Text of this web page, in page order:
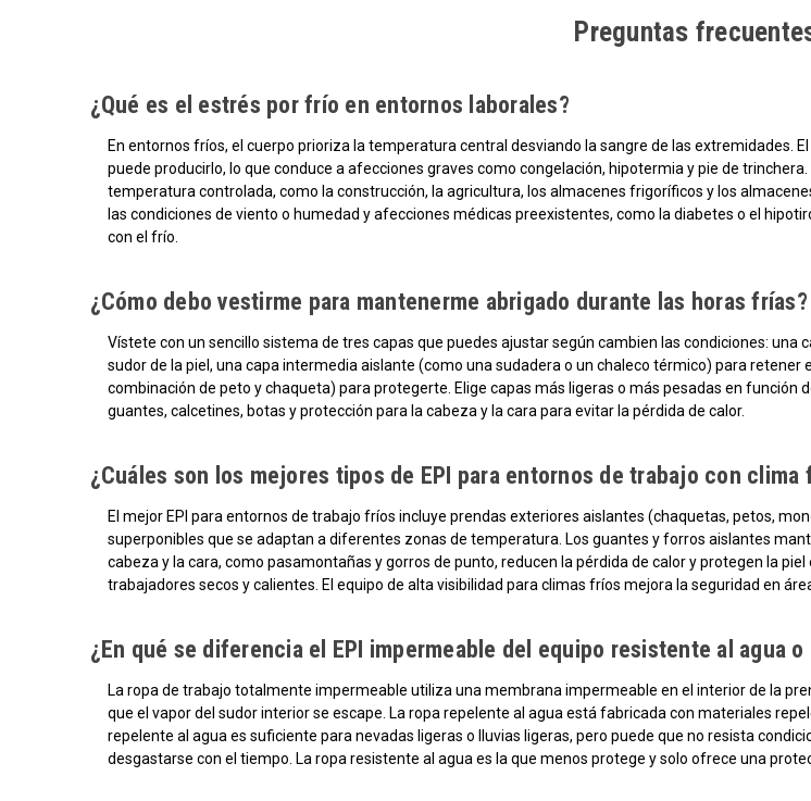
Preguntas
¿Qué es el estrés por frío en entornos laborales?
En entornos fríos, el cuerpo prioriza la temperatura central desviando la sangre de las extremidades.
puede producirlo, lo que conduce a afecciones graves como congelación, hipotermia y pie de
temperatura controlada, como la construcción, la agricultura, los almacenes frigoríficos y los
las condiciones de viento o humedad y afecciones médicas preexistentes, como la diabetes o el
con el frío.
¿Cómo debo vestirme para mantenerme abrigado durante las horas frías?
Vístete con un sencillo sistema de tres capas que puedes ajustar según cambien las condiciones:
sudor de la piel, una capa intermedia aislante (como una sudadera o un chaleco térmico) para
combinación de peto y chaqueta) para protegerte. Elige capas más ligeras o más pesadas en función
guantes, calcetines, botas y protección para la cabeza y la cara para evitar la pérdida de calor.
¿Cuáles son los mejores tipos de EPI para entornos de trabajo con clima
El mejor EPI para entornos de trabajo fríos incluye prendas exteriores aislantes (chaquetas, petos,
superponibles que se adaptan a diferentes zonas de temperatura. Los guantes y forros aislantes
cabeza y la cara, como pasamontañas y gorros de punto, reducen la pérdida de calor y protegen la
trabajadores secos y calientes. El equipo de alta visibilidad para climas fríos mejora la seguridad en
¿En qué se diferencia el EPI impermeable del equipo resistente al agua
La ropa de trabajo totalmente impermeable utiliza una membrana impermeable en el interior de la
que el vapor del sudor interior se escape. La ropa repelente al agua está fabricada con materiales
repelente al agua es suficiente para nevadas ligeras o lluvias ligeras, pero puede que no resista
desgastarse con el tiempo. La ropa resistente al agua es la que menos protege y solo ofrece una